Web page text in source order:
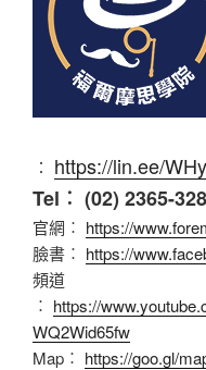
︰ https://lin.ee/
Tel︰ (02) 2365-
官網︰ https://
臉書︰ https://
頻道
︰ https://
WQ2Wid65fw
Map︰ https://goo.gl/